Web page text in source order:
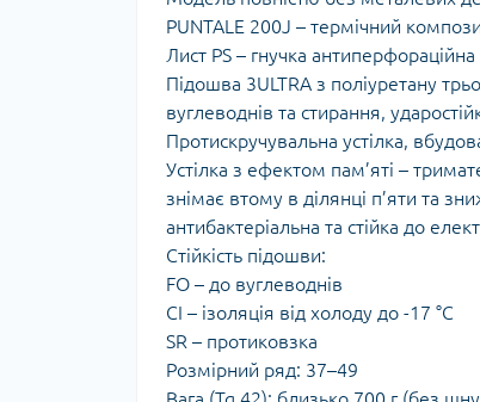
PUNTALE 200J – термічний
Лист PS – гнучка
Підошва 3ULTRA з поліуретану
вуглеводнів та стирання,
Протискручувальна устілка,
Устілка з ефектом пам’яті –
знімає втому в ділянці п’яти та
антибактеріальна та стійка до
Стійкість підошви:
FO – до вуглеводнів
CI – ізоляція від холоду до -17 °C
SR – протиковзка
Розмірний ряд: 37–49